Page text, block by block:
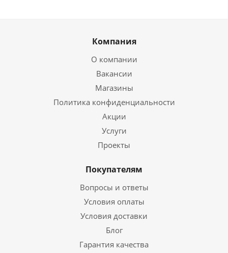
Компания
О компании
Вакансии
Магазины
Политика конфиденциальности
Акции
Услуги
Проекты
Покупателям
Вопросы и ответы
Условия оплаты
Условия доставки
Блог
Гарантия качества